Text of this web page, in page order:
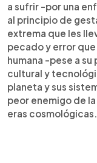
a sufrir -por una
al principio de
extrema que les
pecado y error
humana -pese a
cultural y
planeta y sus
peor enemigo de
eras